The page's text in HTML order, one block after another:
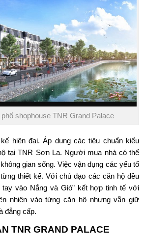
shophouse TNR Grand Palace
hiện đại. Áp dụng các tiêu chuẩn kiểu
tại TNR Sơn La. Người mua nhà có thể
gian sống. Việc vận dụng các yếu tố
thiết kế. Với chủ đạo các căn hộ đều
tay vào Nắng và Gió” kết hợp tinh tế với
nhiên vào từng căn hộ nhưng vẫn giữ
đẳng cấp.
TNR GRAND PALACE